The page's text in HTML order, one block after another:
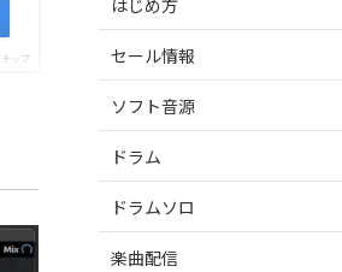
ップ
はじめ方
セール情報
ソフト音源
ドラム
ドラムソロ
楽曲配信